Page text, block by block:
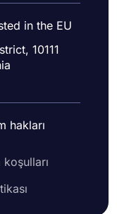
in the EU
10111
hakları
koşulları